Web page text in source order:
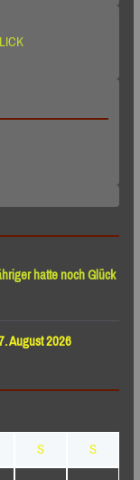
hatte noch Glück
August 2026
S
S